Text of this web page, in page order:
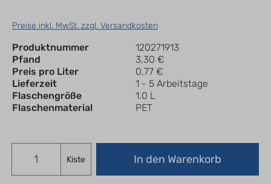
Preise inkl. MwSt. zzgl. Versandkosten
Produktnummer
120271913
Pfand
3,30 €
Preis pro Liter
0,77 €
Lieferzeit
1 - 5 Arbeitstage
Flaschengröße
1.0 L
Flaschenmaterial
PET
Kiste In den Warenkorb